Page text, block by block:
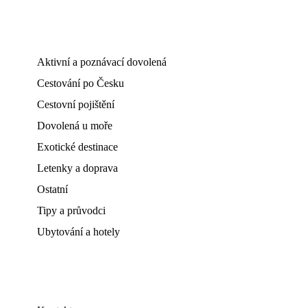
Aktivní a poznávací dovolená
Cestování po Česku
Cestovní pojištění
Dovolená u moře
Exotické destinace
Letenky a doprava
Ostatní
Tipy a průvodci
Ubytování a hotely